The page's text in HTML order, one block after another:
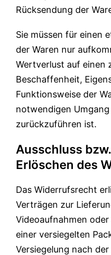
Rücksendung der
Sie müssen für einen
der Waren nur
Wertverlust auf einen
Beschaffenheit,
Funktionsweise der
notwendigen
zurückzuführen ist.
Ausschluss
Erlöschen des
Das Widerrufsrecht
Verträgen zur
Videoaufnahmen
einer versiegelten
Versiegelung nach